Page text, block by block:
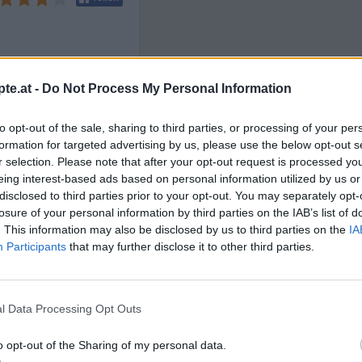
- Do Not Process My Personal Information
opt-out of the sale, sharing to third parties, or processing of your
for targeted advertising by us, please use the below opt-out
selection. Please note that after your opt-out request is processed
interest-based ads based on personal information utilized by us
to third parties prior to your opt-out. You may separately
of your personal information by third parties on the IAB’s list of
This information may also be disclosed by us to third parties on the
Participants that may further disclose it to other third parties.
Data Processing Opt Outs
opt-out of the Sharing of my personal data.
/Dessert Rezepte/
Rezepte
Rezepte/
Anmelden
Artikelempfehlung